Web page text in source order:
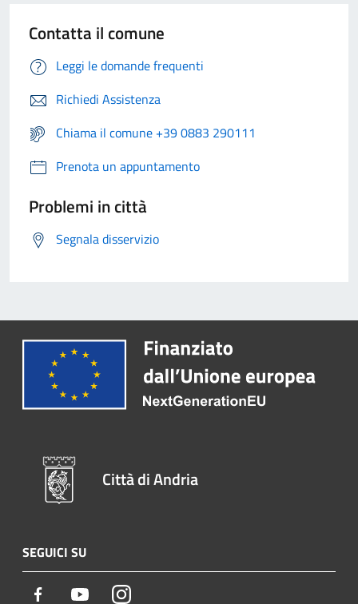
Contatta il comune
Leggi le domande frequenti
Richiedi Assistenza
Chiama il comune +39 0883 290111
Prenota un appuntamento
Problemi in città
Segnala disservizio
Città di Andria
SEGUICI SU
Facebook YoutubeInstagram